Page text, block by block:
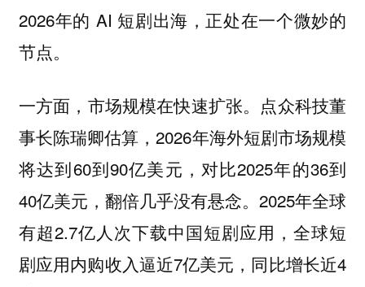
2026年的 AI 短剧出海，正处在一个微妙的
节点。
一方面，市场规模在快速扩张。点众科技董
事长陈瑞卿估算，2026年海外短剧市场规模
将达到60到90亿美元，对比2025年的36到
40亿美元，翻倍几乎没有悬念。2025年全球
有超2.7亿人次下载中国短剧应用，全球短
剧应用内购收入逼近7亿美元，同比增长近4